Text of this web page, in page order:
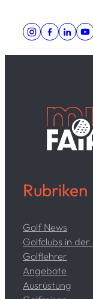
Rubriken
Golf News
Golfclubs in der
Golflehrer
Angebote
Ausrüstung